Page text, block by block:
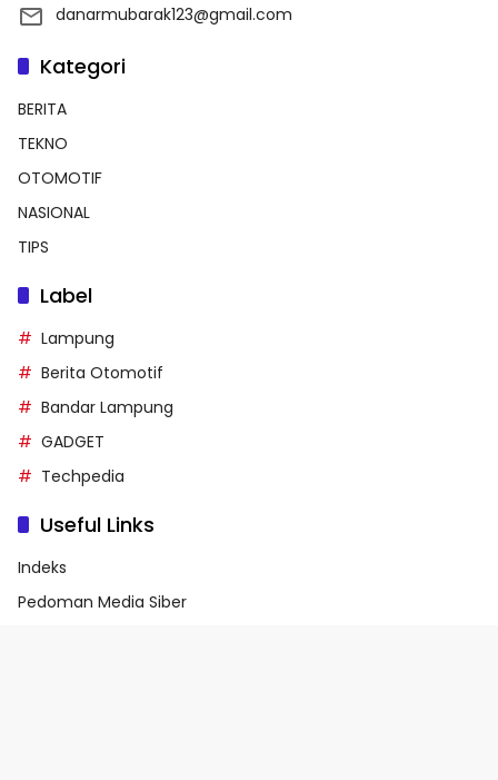
danarmubarak123@gmail.com
Kategori
BERITA
TEKNO
OTOMOTIF
NASIONAL
TIPS
Label
Lampung
Berita Otomotif
Bandar Lampung
GADGET
Techpedia
Useful Links
Indeks
Pedoman Media Siber